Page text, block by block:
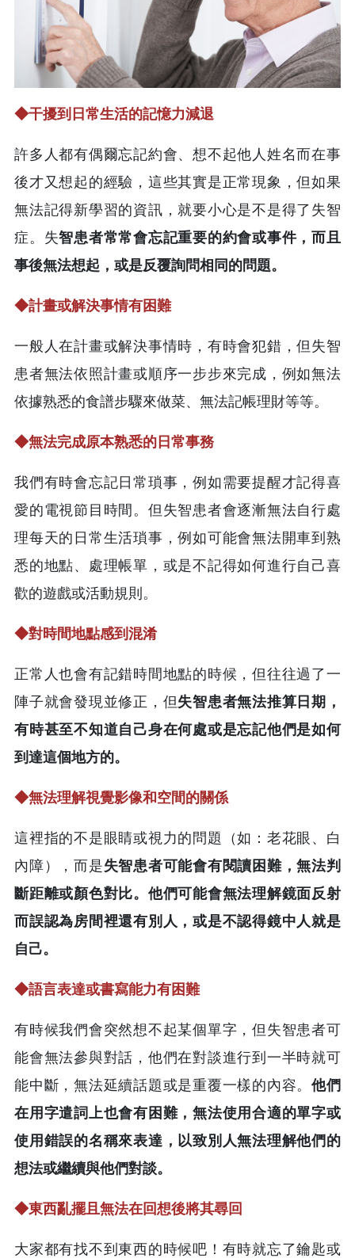
◆干擾到日常生活的記憶力減退
許多人都有偶爾忘記約會、想不起他人姓名而在事
後才又想起的經驗，這些其實是正常現象，但如果
無法記得新學習的資訊，就要小心是不是得了失智
症。失智患者常常會忘記重要的約會或事件，而且
事後無法想起，或是反覆詢問相同的問題。
◆計畫或解決事情有困難
一般人在計畫或解決事情時，有時會犯錯，但失智
患者無法依照計畫或順序一步步來完成，例如無法
依據熟悉的食譜步驟來做菜、無法記帳理財等等。
◆無法完成原本熟悉的日常事務
我們有時會忘記日常瑣事，例如需要提醒才記得喜
愛的電視節目時間。但失智患者會逐漸無法自行處
理每天的日常生活瑣事，例如可能會無法開車到熟
悉的地點、處理帳單，或是不記得如何進行自己喜
歡的遊戲或活動規則。
◆對時間地點感到混淆
正常人也會有記錯時間地點的時候，但往往過了一
陣子就會發現並修正，但失智患者無法推算日期，
有時甚至不知道自己身在何處或是忘記他們是如何
到達這個地方的。
◆無法理解視覺影像和空間的關係
這裡指的不是眼睛或視力的問題（如：老花眼、白
內障），而是失智患者可能會有閱讀困難，無法判
斷距離或顏色對比。他們可能會無法理解鏡面反射
而誤認為房間裡還有別人，或是不認得鏡中人就是
自己。
◆語言表達或書寫能力有困難
有時候我們會突然想不起某個單字，但失智患者可
能會無法參與對話，他們在對談進行到一半時就可
能中斷，無法延續話題或是重覆一樣的內容。他們
在用字遣詞上也會有困難，無法使用合適的單字或
使用錯誤的名稱來表達，以致別人無法理解他們的
想法或繼續與他們對談。
◆東西亂擺且無法在回想後將其尋回
大家都有找不到東西的時候吧！有時就忘了鑰匙或